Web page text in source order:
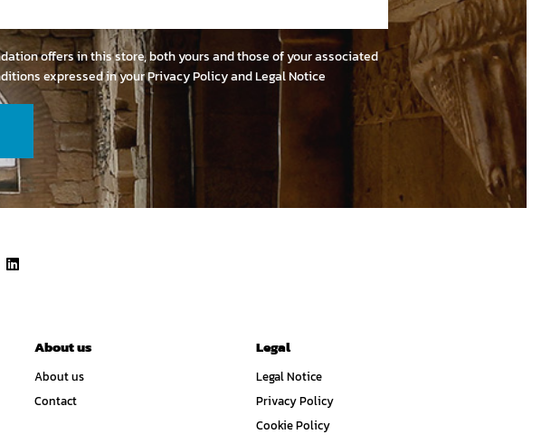
offers in this store, both yours and those of your associated
expressed in yourPrivacy Policy and Legal Notice
About us
About us
Contact
Legal
Legal Notice
Privacy Policy
Cookie Policy